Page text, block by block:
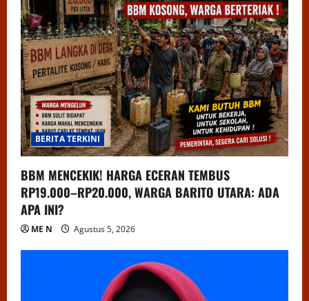
BERITA TERKINI
BBM MENCEKIK! HARGA ECERAN TEMBUS
RP19.000–RP20.000, WARGA BARITO UTARA: ADA
APA INI?
ME N Agustus 5, 2026